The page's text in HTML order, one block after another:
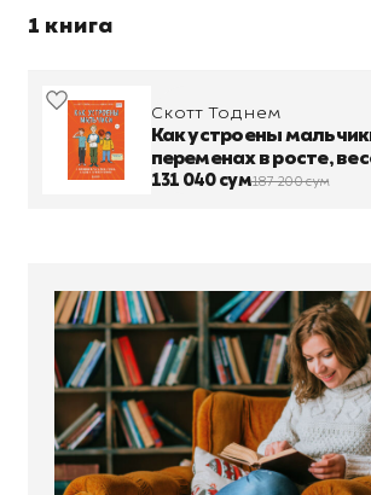
1 книга
Скотт Тоднем
Как устроены
переменах в росте,
также о гигиене и
131 040 сум187 200 сум